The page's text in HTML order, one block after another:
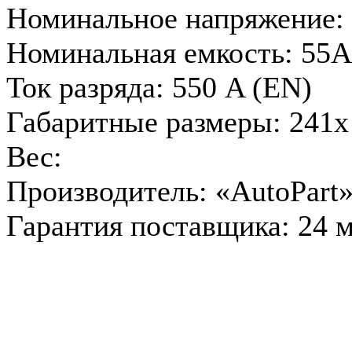
Номинальное
Номинальная емкость:
Ток разряда: 550 A (EN)
Габаритные размеры:
Вес:
Производитель:
Гарантия поставщика: 24